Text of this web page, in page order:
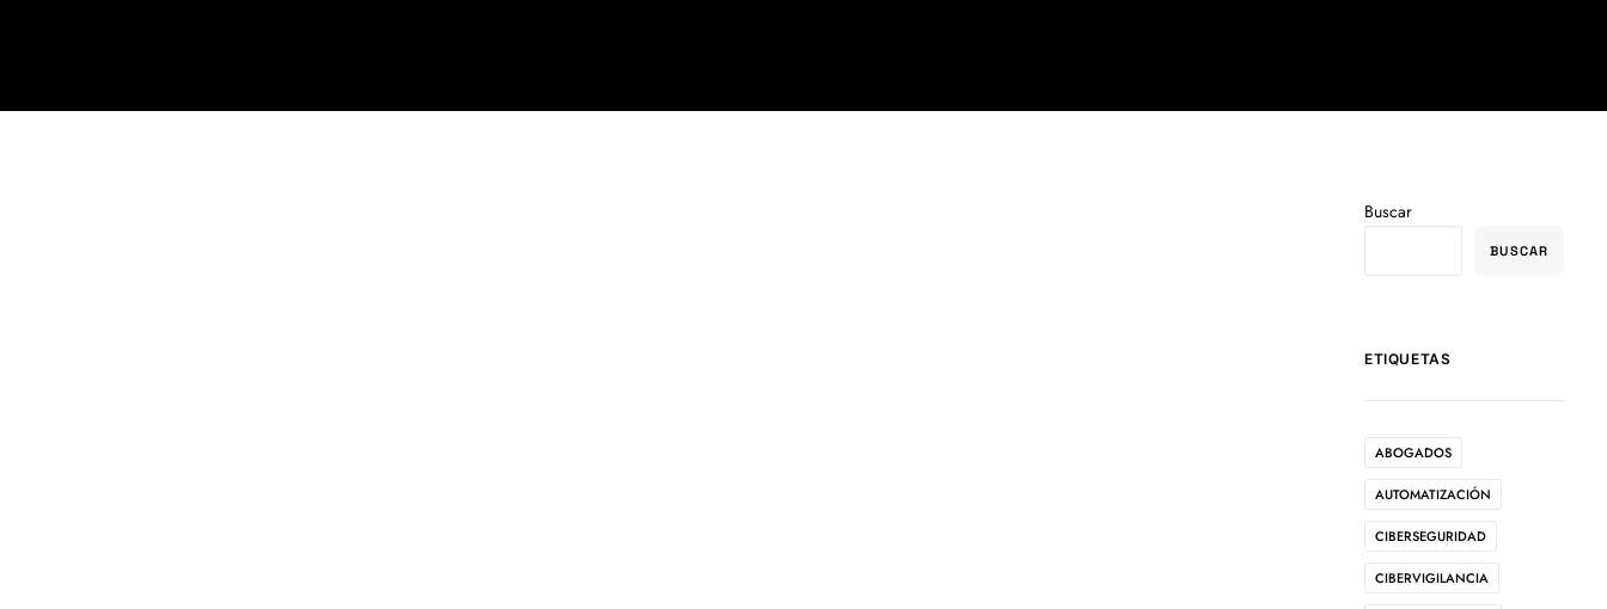
Buscar
BUSCAR
ETIQUETAS
ABOGADOS
AUTOMATIZACIÓN
CIBERSEGURIDAD
CIBERVIGILANCIA